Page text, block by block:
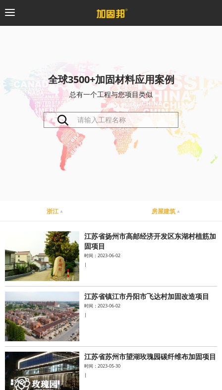
粘钢加固系统
预应力系统
桥梁支座系统
新能源系统
案例中心
全球3500+加固材料应用案例
总有一个工程与您项目类似
浙江 房屋建筑
江苏省扬州市高邮经济开发区东湖村植筋加
固项目
时间：2023-06-02
|
江苏省镇江市丹阳市飞达村加固改造项目
时间：2023-06-02
|
江苏省苏州市望湖玫瑰园碳纤维布加固项目
时间：2023-05-30
|